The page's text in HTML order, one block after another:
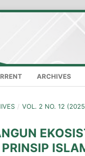
ARCHIVES
/ VOL. 2 NO. 12